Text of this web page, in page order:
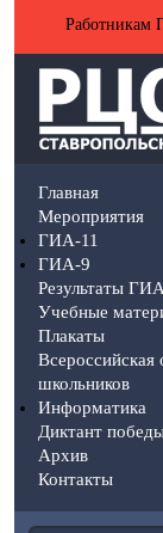
Работникам
Главная
Мероприятия
ГИА-11
ГИА-9
Результаты ГИА
Учебные
Плакаты
Всероссийская
школьников
Информатика
Диктант
Архив
Контакты